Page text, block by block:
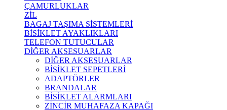
ÇAMURLUKLAR
ZİL
BAGAJ TAŞIMA SİSTEMLERİ
BİSİKLET AYAKLIKLARI
TELEFON TUTUCULAR
DİĞER AKSESUARLAR
DİĞER AKSESUARLAR
BİSİKLET SEPETLERİ
ADAPTÖRLER
BRANDALAR
BİSİKLET ALARMLARI
ZİNCİR MUHAFAZA KAPAĞI